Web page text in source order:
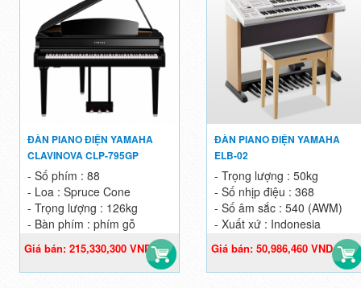
ĐÀN PIANO ĐIỆN YAMAHA
CLAVINOVA CLP-795GP
- Số phím : 88
- Loa : Spruce Cone
- Trọng lượng : 126kg
- Bàn phím : phím gỗ
Giá gốc: 221,990,000 VND
Giá bán: 215,330,300 VND
ĐÀN PIANO ĐIỆN YAMAHA
ELB-02
- Trọng lượng : 50kg
- Số nhịp điệu : 368
- Số âm sắc : 540 (AWM)
- Xuất xứ : Indonesia
Giá gốc: 52,027,000 VND
Giá bán: 50,986,460 VND